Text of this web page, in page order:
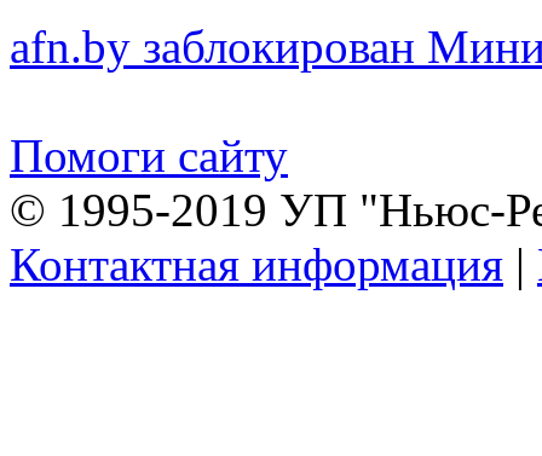
afn.by заблокирован
Помоги сайту
© 1995-2019 УП "Ньюс-
Контактная информация |